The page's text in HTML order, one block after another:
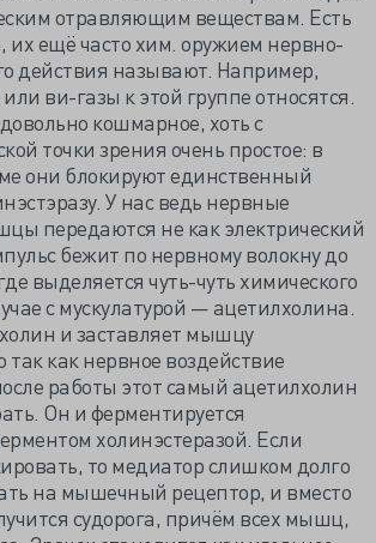
отравляющим веществам. Есть
их ещё часто хим. оружием нервно-
действия называют. Например,
ви-газы к этой группе относятся.
кошмарное, хоть с
точки зрения очень простое: в
они блокируют единственный
У нас ведь нервные
передаются не как электрический
бежит по нервному волокну до
выделяется чуть-чуть химического
с мускулатурой — ацетилхолина.
и заставляет мышцу
как нервное воздействие
работы этот самый ацетилхолин
Он и ферментируется
холинэстеразой. Если
то медиатор слишком долго
на мышечный рецептор, и вместо
судорога, причём всех мышц,